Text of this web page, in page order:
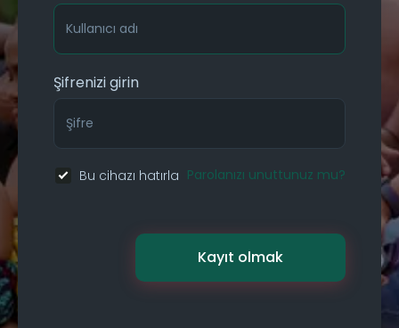
Şifrenizi girin
Bu cihazı hatırla Parolanızı unuttunuz mu?
Kayıt olmak